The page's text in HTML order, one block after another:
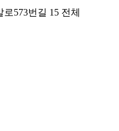
573번길 15 전체